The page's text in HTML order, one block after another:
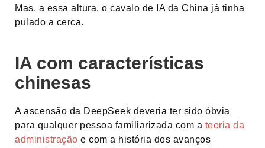
Mas, a essa altura, o cavalo de IA da China já tinha
pulado a cerca.
IA com características
chinesas
A ascensão da DeepSeek deveria ter sido óbvia
para qualquer pessoa familiarizada com a teoria da
administração e com a história dos avanços